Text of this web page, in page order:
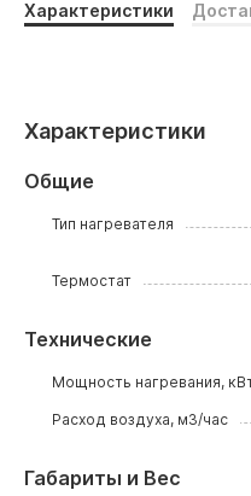
Характеристики
Характеристики
Общие
Тип нагревателя
Термостат
Технические
Мощность нагревания,
Расход воздуха, м3/час
Габариты и Вес